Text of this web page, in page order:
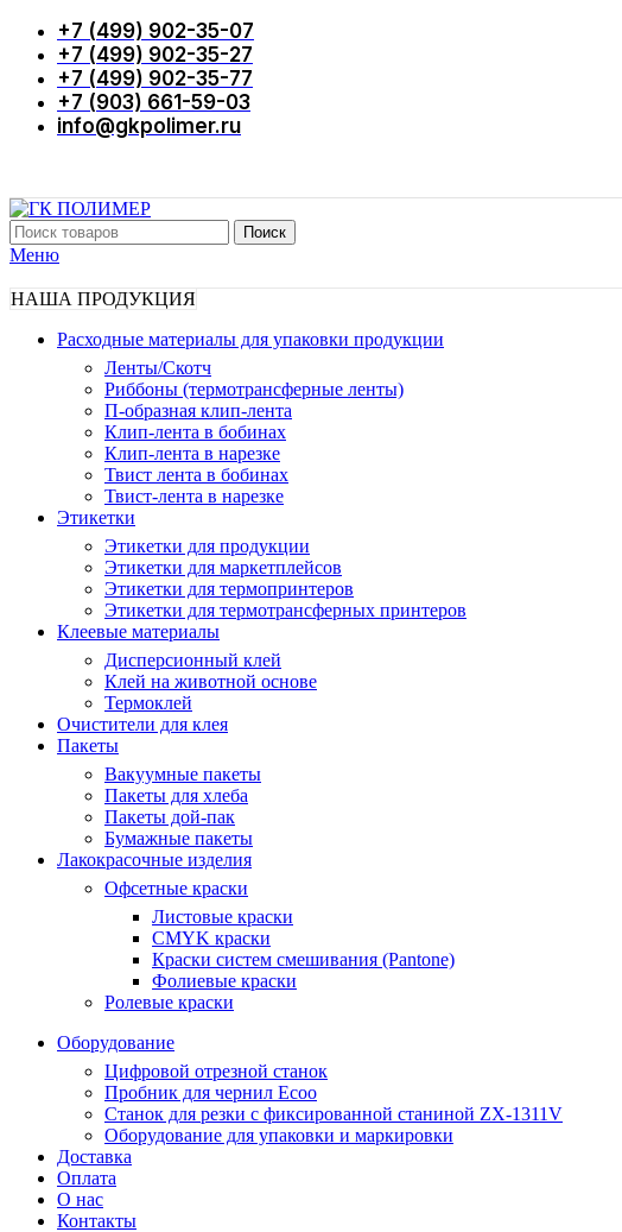
+7 (499) 902-35-07
+7 (499) 902-35-27
+7 (499) 902-35-77
+7 (903) 661-59-03
info@gkpolimer.ru
Поиск
Меню
НАША ПРОДУКЦИЯ
Расходные материалы для упаковки продукции
Ленты/Скотч
Риббоны (термотрансферные ленты)
П-образная клип-лента
Клип-лента в бобинах
Клип-лента в нарезке
Твист лента в бобинах
Твист-лента в нарезке
Этикетки
Этикетки для продукции
Этикетки для маркетплейсов
Этикетки для термопринтеров
Этикетки для термотрансферных принтеров
Клеевые материалы
Дисперсионный клей
Клей на животной основе
Термоклей
Очистители для клея
Пакеты
Вакуумные пакеты
Пакеты для хлеба
Пакеты дой-пак
Бумажные пакеты
Лакокрасочные изделия
Офсетные краски
Листовые краски
CMYK краски
Краски систем смешивания (Pantone)
Фолиевые краски
Ролевые краски
Оборудование
Цифровой отрезной станок
Пробник для чернил Ecoo
Станок для резки с фиксированной станиной ZX-1311V
Оборудование для упаковки и маркировки
Доставка
Оплата
О нас
Контакты